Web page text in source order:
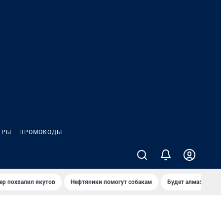
ПРОМОКОДЫ
похвалил якутов Нефтяники помогут собакам Будет алмазный